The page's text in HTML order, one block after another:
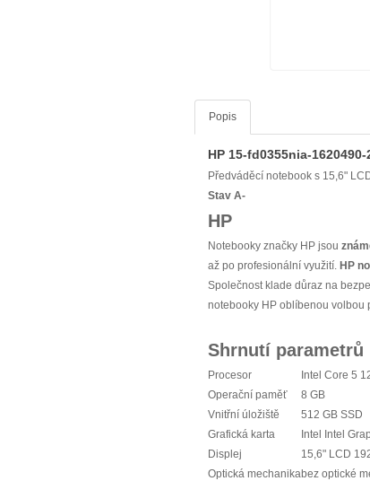
Popis
HP 15-fd0355nia-1620490-
Předváděcí notebook s 15,6"
Stav A-
HP
Notebooky značky HP jsou
až po profesionální využití. HP
Společnost klade důraz na
notebooky HP oblíbenou volbou
Shrnutí parametrů
Procesor
Intel Core 5
Operační paměť
8 GB
Vnitřní úložiště
512 GB SSD
Grafická karta
Intel Intel
Displej
15,6" LCD
Optická mechanikabez optické